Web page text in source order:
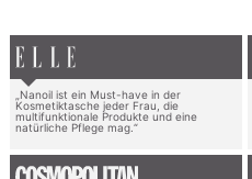
„Nanoil ist ein Must-have in der
Kosmetiktasche jeder Frau, die
multifunktionale Produkte und eine
natürliche Pflege mag.“